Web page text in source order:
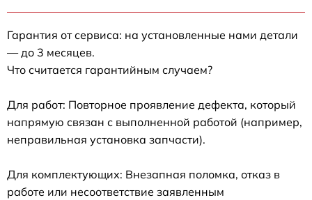
Гарантия от сервиса: на установленные нами детали
— до 3 месяцев.
Что считается гарантийным случаем?
Для работ: Повторное проявление дефекта, который
напрямую связан с выполненной работой (например,
неправильная установка запчасти).
Для комплектующих: Внезапная поломка, отказ в
работе или несоответствие заявленным